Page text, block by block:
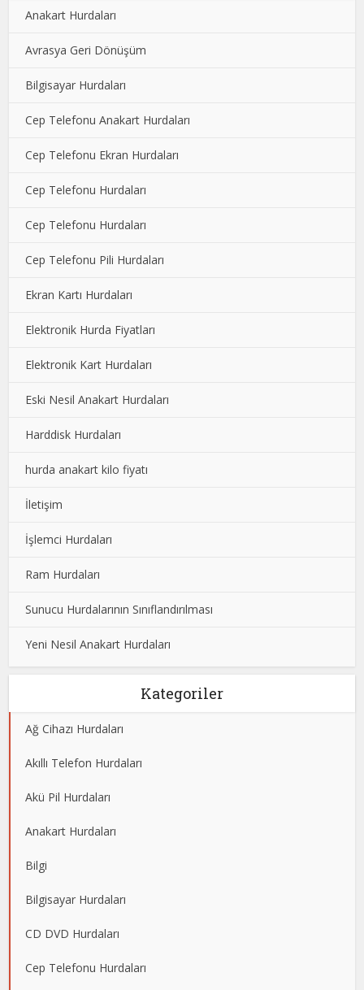
Anakart Hurdaları
Avrasya Geri Dönüşüm
Bilgisayar Hurdaları
Cep Telefonu Anakart Hurdaları
Cep Telefonu Ekran Hurdaları
Cep Telefonu Hurdaları
Cep Telefonu Hurdaları
Cep Telefonu Pili Hurdaları
Ekran Kartı Hurdaları
Elektronik Hurda Fiyatları
Elektronik Kart Hurdaları
Eski Nesil Anakart Hurdaları
Harddisk Hurdaları
hurda anakart kilo fiyatı
İletişim
İşlemci Hurdaları
Ram Hurdaları
Sunucu Hurdalarının Sınıflandırılması
Yeni Nesil Anakart Hurdaları
Kategoriler
Ağ Cihazı Hurdaları
Akıllı Telefon Hurdaları
Akü Pil Hurdaları
Anakart Hurdaları
Bilgi
Bilgisayar Hurdaları
CD DVD Hurdaları
Cep Telefonu Hurdaları